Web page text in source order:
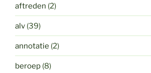
aftreden (2)
alv (39)
annotatie (2)
beroep (8)